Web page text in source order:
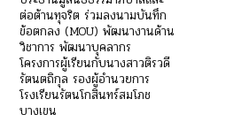
ต่อต้านทุจริต ร่วมลงนามบันทึก
ข้อตกลง (MOU) พัฒนางานด้าน
วิชาการ พัฒนาบุคลากร
โครงการผู้เรียนกับนางสาวติรวดี
รัตนตถิกุล รองผู้อำนวยการ
โรงเรียนรัตนโกสินทร์สมโภช
บางเขน